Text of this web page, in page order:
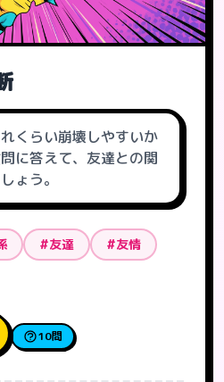
くらい崩壊しやすいか
に答えて、友達との関
ょう。
#友達
#友情
10問